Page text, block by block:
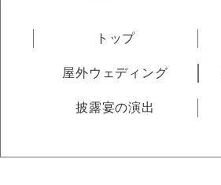
トップ
屋外ウェディング
披露宴の演出